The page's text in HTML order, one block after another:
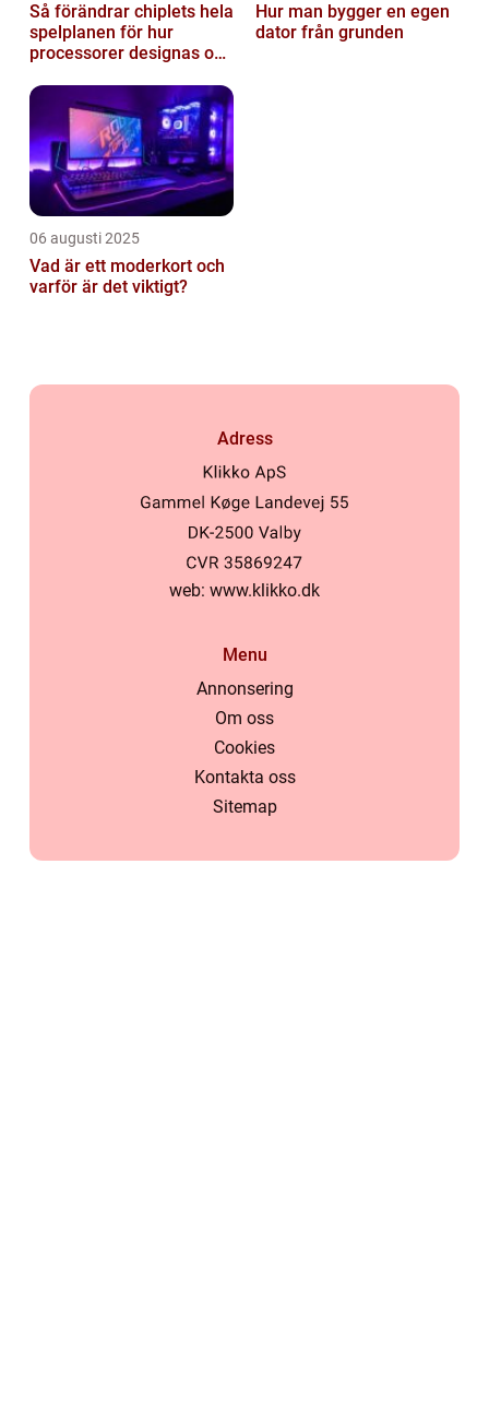
Så förändrar chiplets hela
spelplanen för hur
processorer designas och
Hur man bygger en egen
dator från grunden
06 augusti 2025
Vad är ett moderkort och
varför är det viktigt?
Adress
web: www.klikko.dk
Menu
Annonsering
Om oss
Cookies
Kontakta oss
Sitemap